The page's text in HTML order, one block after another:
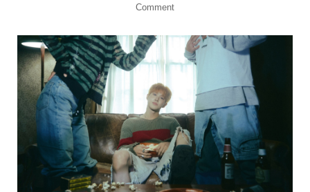
Commenton
(EXO)
faz
seu
aguardado
com
o
mini-
álbum
Are